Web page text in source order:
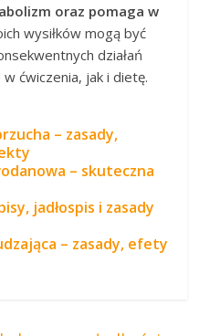
oraz pomaga w
wysiłków mogą być
działań
ćwiczenia, jak i dietę.
– zasady,
– skuteczna
jadłospis i zasady
– zasady, efety